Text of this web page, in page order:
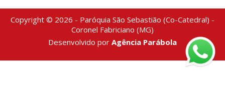
Copyright © 2026 - Paróquia São Sebastião (Co-Catedral) -
Coronel Fabriciano (MG)
Desenvolvido por Agência Parábola